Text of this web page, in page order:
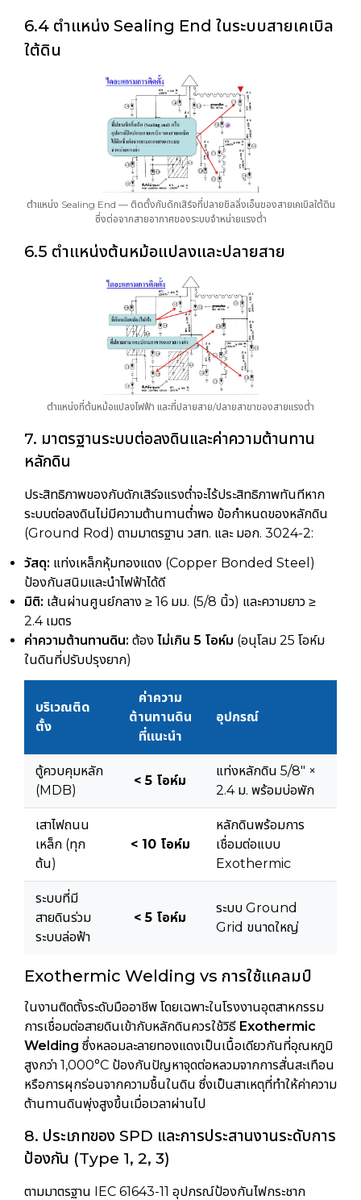
6.4 ตำแหน่ง Sealing End ในระบบสายเคเบิล
ใต้ดิน
ตำแหน่ง Sealing End — ติดตั้งกับดักเสิร์จที่ปลายชิลลิ่งเอ็นของสายเคเบิลใต้ดิน
ซึ่งต่อจากสายอากาศของระบบจำหน่ายแรงต่ำ
6.5 ตำแหน่งต้นหม้อแปลงและปลายสาย
ตำแหน่งที่ต้นหม้อแปลงไฟฟ้า และที่ปลายสาย/ปลายสาขาของสายแรงต่ำ
7. มาตรฐานระบบต่อลงดินและค่าความต้านทาน
หลักดิน
ประสิทธิภาพของกับดักเสิร์จแรงต่ำจะไร้ประสิทธิภาพทันทีหาก
ระบบต่อลงดินไม่มีความต้านทานต่ำพอ ข้อกำหนดของหลักดิน
(Ground Rod) ตามมาตรฐาน วสท. และ มอก. 3024-2:
วัสดุ: แท่งเหล็กหุ้มทองแดง (Copper Bonded Steel)
ป้องกันสนิมและนำไฟฟ้าได้ดี
มิติ: เส้นผ่านศูนย์กลาง ≥ 16 มม. (5/8 นิ้ว) และความยาว ≥
2.4 เมตร
ค่าความต้านทานดิน: ต้อง ไม่เกิน 5 โอห์ม (อนุโลม 25 โอห์ม
ในดินที่ปรับปรุงยาก)
บริเวณติด
ตั้ง
ค่าความ
ต้านทานดิน
ที่แนะนำ
อุปกรณ์
ตู้ควบคุมหลัก
(MDB)
< 5 โอห์ม
แท่งหลักดิน 5/8" ×
2.4 ม. พร้อมบ่อพัก
เสาไฟถนน
เหล็ก (ทุก
ต้น)
< 10 โอห์ม
หลักดินพร้อมการ
เชื่อมต่อแบบ
Exothermic
ระบบที่มี
สายดินร่วม
ระบบล่อฟ้า
< 5 โอห์ม
ระบบ Ground
Grid ขนาดใหญ่
Exothermic Welding vs การใช้แคลมป์
ในงานติดตั้งระดับมืออาชีพ โดยเฉพาะในโรงงานอุตสาหกรรม
การเชื่อมต่อสายดินเข้ากับหลักดินควรใช้วิธี Exothermic
Welding ซึ่งหลอมละลายทองแดงเป็นเนื้อเดียวกันที่อุณหภูมิ
สูงกว่า 1,000°C ป้องกันปัญหาจุดต่อหลวมจากการสั่นสะเทือน
หรือการผุกร่อนจากความชื้นในดิน ซึ่งเป็นสาเหตุที่ทำให้ค่าความ
ต้านทานดินพุ่งสูงขึ้นเมื่อเวลาผ่านไป
8. ประเภทของ SPD และการประสานงานระดับการ
ป้องกัน (Type 1, 2, 3)
ตามมาตรฐาน IEC 61643-11 อุปกรณ์ป้องกันไฟกระชาก